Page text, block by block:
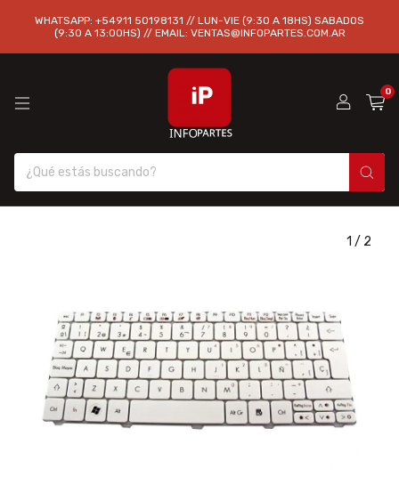
WHATSAPP: +54911 50198131 // LUN-VIE (9:30 A 18HS) SABADOS
(9:30 A 13:00HS) // EMAIL: VENTAS@INFOPARTES.COM.AR
0
1 / 2